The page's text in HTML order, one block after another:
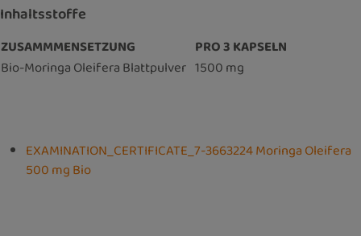
Inhaltsstoffe
ZUSAMMMENSETZUNG
PRO 3 KAPSELN
Bio-Moringa Oleifera Blattpulver 1500 mg
EXAMINATION_CERTIFICATE_7-3663224 Moringa Oleifera
500 mg Bio